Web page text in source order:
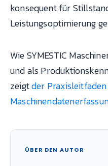
konsequent für
Leistungsoptimierung
Wie SYMESTIC
und als
zeigtder
ÜBER DEN AUTOR